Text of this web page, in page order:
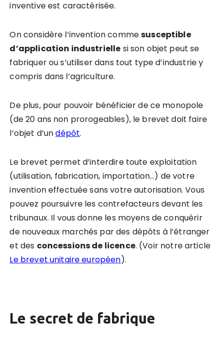
inventive est caractérisée.
On considère l’invention commesusceptible
d’application industrielle si son objet peut se
fabriquer ou s’utiliser dans tout type d’industrie y
compris dans l’agriculture.
De plus, pour pouvoir bénéficier de ce monopole
(de 20 ans non prorogeables), le brevet doit faire
l’objet d’undépôt.
Le brevet permet d’interdire toute exploitation
(utilisation, fabrication, importation…) de votre
invention effectuée sans votre autorisation. Vous
pouvez poursuivre les contrefacteurs devant les
tribunaux. Il vous donne les moyens de conquérir
de nouveaux marchés par des dépôts à l’étranger
et des concessions de licence. (Voir notre article
Le brevet unitaire européen).
Le secret de fabrique